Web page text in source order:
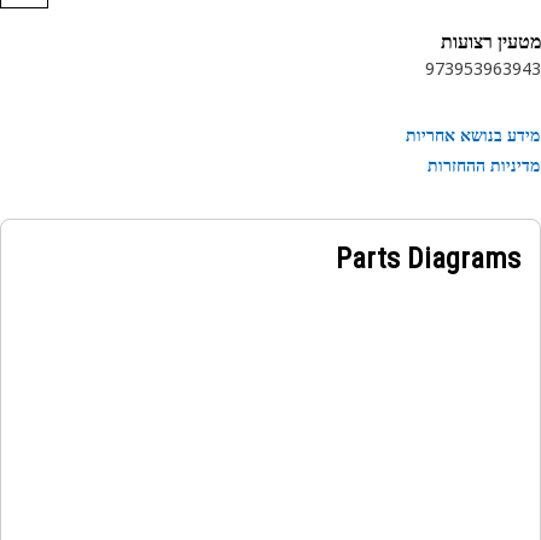
רצועות
963
953
973
בנושא אחריות
ההחזרות
Parts Diagrams